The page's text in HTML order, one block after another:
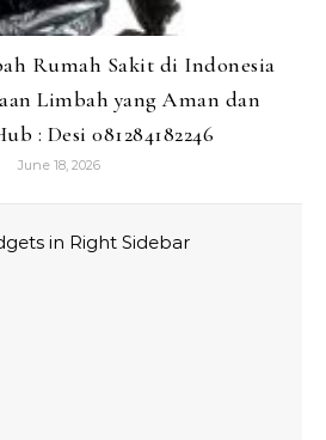
Rumah Sakit di Indonesia
Limbah yang Aman dan
: Desi 081284182246
June 18, 2026
in Right Sidebar